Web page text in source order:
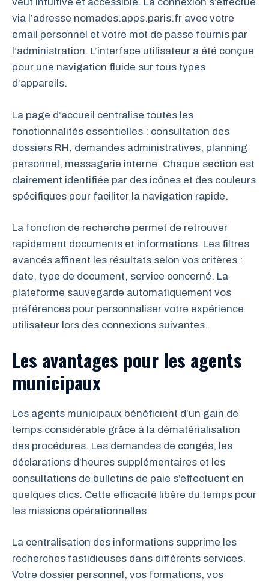
via l’adresse nomades.apps.paris.fr avec votre
email personnel et votre mot de passe fournis par
l’administration. L’interface utilisateur a été conçue
pour une navigation fluide sur tous types
d’appareils.
La page d’accueil centralise toutes les
fonctionnalités essentielles : consultation des
dossiers RH, demandes administratives, planning
personnel, messagerie interne. Chaque section est
clairement identifiée par des icônes et des couleurs
spécifiques pour faciliter la navigation rapide.
La fonction de recherche permet de retrouver
rapidement documents et informations. Les filtres
avancés affinent les résultats selon vos critères :
date, type de document, service concerné. La
plateforme sauvegarde automatiquement vos
préférences pour personnaliser votre expérience
utilisateur lors des connexions suivantes.
Les avantages pour les agents
municipaux
Les agents municipaux bénéficient d’un gain de
temps considérable grâce à la dématérialisation
des procédures. Les demandes de congés, les
déclarations d’heures supplémentaires et les
consultations de bulletins de paie s’effectuent en
quelques clics. Cette efficacité libère du temps pour
les missions opérationnelles.
La centralisation des informations supprime les
recherches fastidieuses dans différents services.
Votre dossier personnel, vos formations, vos